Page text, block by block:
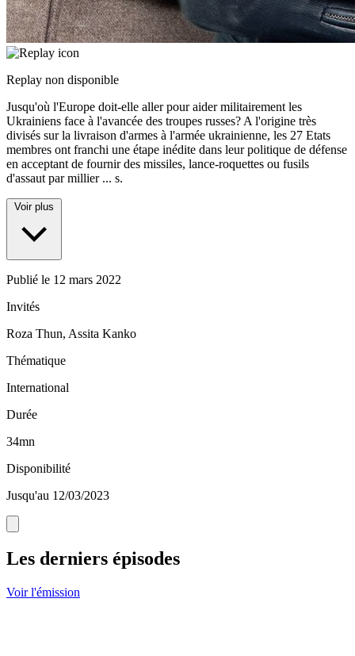
Replay non disponible
Jusqu'où l'Europe doit-elle aller pour aider militairement les
Ukrainiens face à l'avancée des troupes russes? A l'origine très
divisés sur la livraison d'armes à l'armée ukrainienne, les 27 Etats
membres ont franchi une étape inédite dans leur politique de défense
en acceptant de fournir des missiles, lance-roquettes ou fusils
d'assaut par millier ... s.
Voir plus
Publié le 12 mars 2022
Invités
Roza Thun, Assita Kanko
Thématique
International
Durée
34mn
Disponibilité
Jusqu'au 12/03/2023
Les derniers épisodes
Voir l'émission